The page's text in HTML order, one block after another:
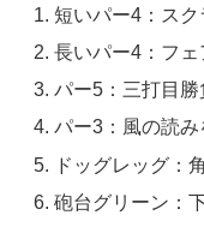
短いパー4：ス
長いパー4：フ
パー5：三打目
パー3：風の読
ドッグレッグ：
砲台グリーン：